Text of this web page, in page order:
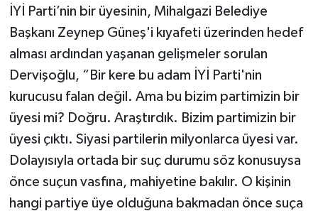
İYİ Parti’nin bir üyesinin, Mihalgazi Belediye
Başkanı Zeynep Güneş'i kıyafeti üzerinden hedef
alması ardından yaşanan gelişmeler sorulan
Dervişoğlu, “Bir kere bu adam İYİ Parti'nin
kurucusu falan değil. Ama bu bizim partimizin bir
üyesi mi? Doğru. Araştırdık. Bizim partimizin bir
üyesi çıktı. Siyasi partilerin milyonlarca üyesi var.
Dolayısıyla ortada bir suç durumu söz konusuysa
önce suçun vasfına, mahiyetine bakılır. O kişinin
hangi partiye üye olduğuna bakmadan önce suça